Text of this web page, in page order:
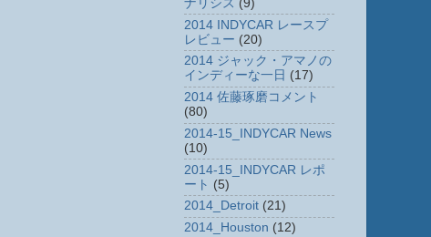
ナリシス (9)
2014 INDYCAR レースプ
レビュー (20)
2014 ジャック・アマノの
インディーな一日 (17)
2014 佐藤琢磨コメント
(80)
2014-15_INDYCAR News
(10)
2014-15_INDYCAR レポ
ート (5)
2014_Detroit (21)
2014_Houston (12)